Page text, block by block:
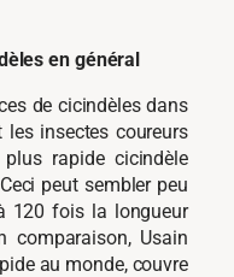
en général
de cicindèles dans
les insectes coureurs
rapide cicindèle
peut sembler peu
120 fois la longueur
comparaison, Usain
au monde, couvre